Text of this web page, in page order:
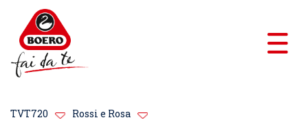
TVT720 Rossi e Rosa